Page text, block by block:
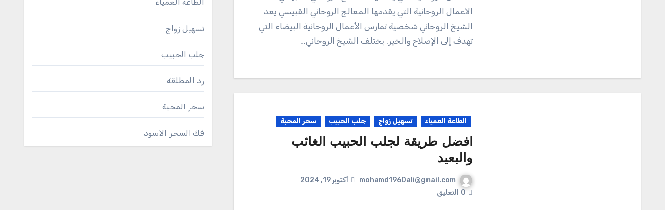
الاعمال الروحانية التي يقدمها المعالج الروحاني القبيسي يعد
الشيخ الروحاني شخصية تمارس الأعمال الروحانية البيضاء التي
تهدف إلى الإصلاح والخير. يختلف الشيخ الروحاني…
الطاعة العمياء تسهيل زواج جلب الحبيب سحر المحبة
افضل طريقة لجلب الحبيب الغائب
والبعيد
mohamd1960ali@gmail.com
أكتوبر 19, 2024
0 التعليق
الطاعة العمياء
تسهيل زواج
جلب الحبيب
رد المطلقة
سحر المحبة
فك السحر الاسود